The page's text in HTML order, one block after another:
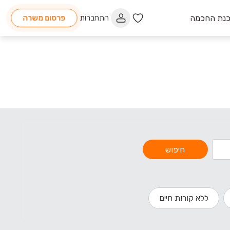
החכמה התחברות פרסום משרה
חיפוש
ללא קורות חיים